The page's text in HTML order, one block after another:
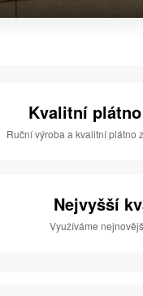
Kvalitní
Ruční výroba a kvalitní plátno
Nejvyšší
Využíváme